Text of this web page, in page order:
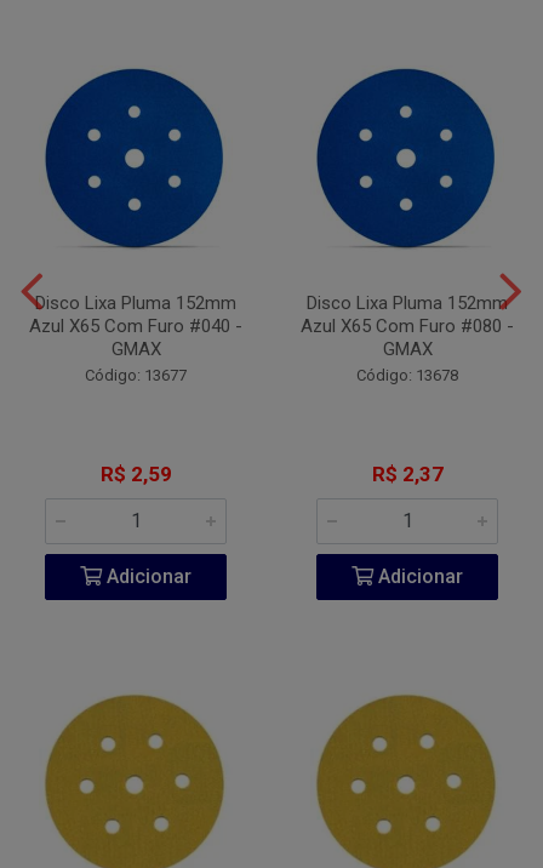
Disco Lixa Pluma 152mm
Azul X65 Com Furo #040 -
GMAX
Código: 13677
R$ 2,59
Adicionar
Disco Lixa Pluma 152mm
Azul X65 Com Furo #080 -
GMAX
Código: 13678
R$ 2,37
Adicionar